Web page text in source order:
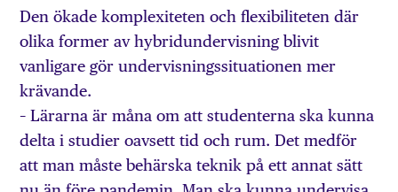
Den ökade komplexiteten och flexibiliteten där
olika former av hybridundervisning blivit
vanligare gör undervisningssituationen mer
krävande.
– Lärarna är måna om att studenterna ska kunna
delta i studier oavsett tid och rum. Det medför
att man måste behärska teknik på ett annat sätt